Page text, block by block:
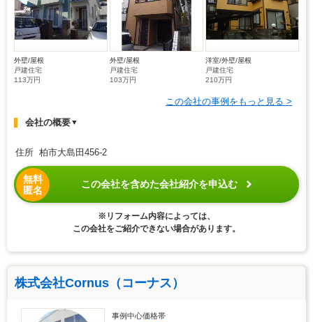
外壁/屋根
戸建住宅
113万円
外壁/屋根
戸建住宅
103万円
洋室/外壁/屋根
戸建住宅
210万円
この会社の事例をもっと見る >
会社の概要▼
住所 柏市大島田456-2
無料
匿名
この会社を含めた会社紹介を申込む
※リフォーム内容によっては、
この会社をご紹介できない場合があります。
株式会社Cornus（コーナス）
事例中心価格帯